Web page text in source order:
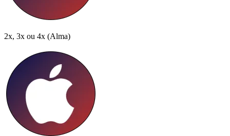
2x, 3x ou 4x (Alma)